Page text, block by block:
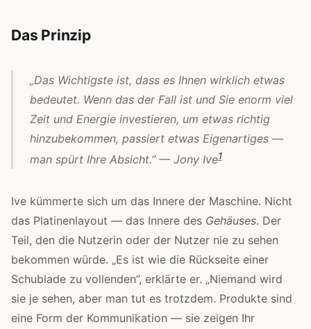
Das Prinzip
„Das Wichtigste ist, dass es Ihnen wirklich etwas
bedeutet. Wenn das der Fall ist und Sie enorm viel
Zeit und Energie investieren, um etwas richtig
hinzubekommen, passiert etwas Eigenartiges —
man spürt Ihre Absicht.” — Jony Ive1
Ive kümmerte sich um das Innere der Maschine. Nicht
das Platinenlayout — das Innere des Gehäuses. Der
Teil, den die Nutzerin oder der Nutzer nie zu sehen
bekommen würde. „Es ist wie die Rückseite einer
Schublade zu vollenden”, erklärte er. „Niemand wird
sie je sehen, aber man tut es trotzdem. Produkte sind
eine Form der Kommunikation — sie zeigen Ihr